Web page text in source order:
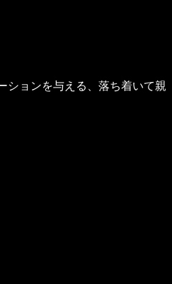
ションを与える、落ち着いて親